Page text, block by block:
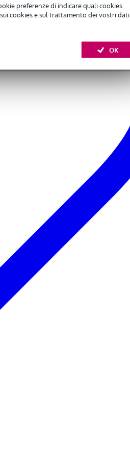
preferenze di indicare quali cookies
cookies e sul trattamento dei vostri dati
OK